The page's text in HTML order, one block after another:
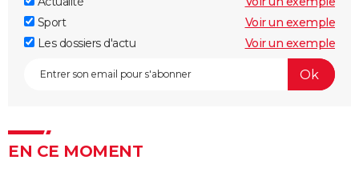
Sport
Voir un exemple
Les dossiers d'actu
Voir un exemple
EN CE MOMENT